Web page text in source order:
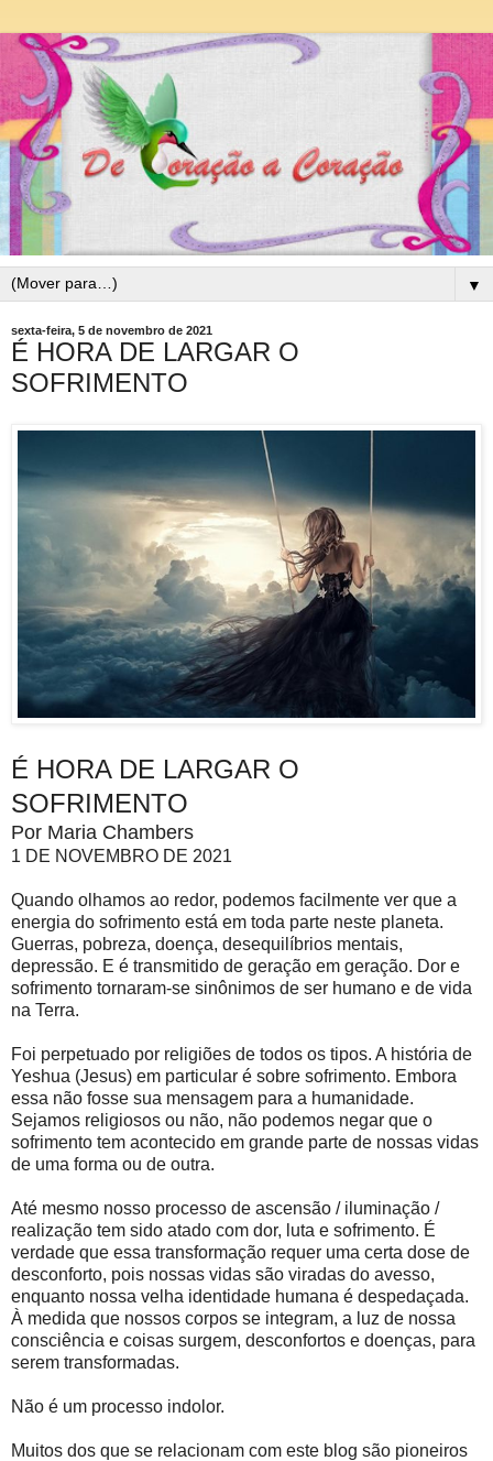
▼
sexta-feira, 5 de novembro de 2021
É HORA DE LARGAR O
SOFRIMENTO
É HORA DE LARGAR O
SOFRIMENTO
Por Maria Chambers
1 DE NOVEMBRO DE 2021
Quando olhamos ao redor, podemos facilmente ver que a
energia do sofrimento está em toda parte neste planeta.
Guerras, pobreza, doença, desequilíbrios mentais,
depressão. E é transmitido de geração em geração. Dor e
sofrimento tornaram-se sinônimos de ser humano e de vida
na Terra.
Foi perpetuado por religiões de todos os tipos. A história de
Yeshua (Jesus) em particular é sobre sofrimento. Embora
essa não fosse sua mensagem para a humanidade.
Sejamos religiosos ou não, não podemos negar que o
sofrimento tem acontecido em grande parte de nossas vidas
de uma forma ou de outra.
Até mesmo nosso processo de ascensão / iluminação /
realização tem sido atado com dor, luta e sofrimento. É
verdade que essa transformação requer uma certa dose de
desconforto, pois nossas vidas são viradas do avesso,
enquanto nossa velha identidade humana é despedaçada.
À medida que nossos corpos se integram, a luz de nossa
consciência e coisas surgem, desconfortos e doenças, para
serem transformadas.
Não é um processo indolor.
Muitos dos que se relacionam com este blog são pioneiros